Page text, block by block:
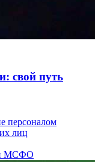
свой путь
персоналом
лиц
МСФО